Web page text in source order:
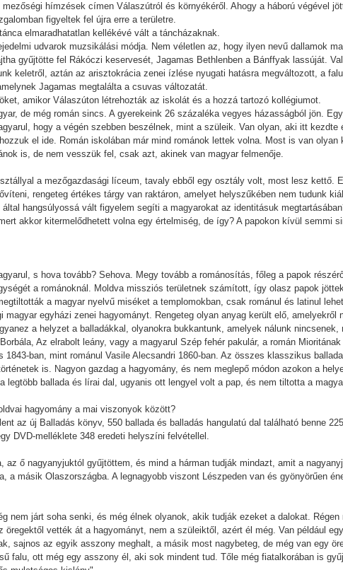
hímzések címen Válaszútról és környékéről. Ahogy a háború végével
figyeltek fel újra erre a területre.
elmaradhatatlan kellékévé vált a táncházaknak.
udvarok muzsikálási módja. Nem véletlen az, hogy ilyen nevű dallamok
gyűjtötte fel Rákóczi keservesét, Jagamas Bethlenben a Bánffyak lassúját.
keletről, aztán az arisztokrácia zenei ízlése nyugati hatásra megváltozott, a
Jagamas megtalálta a csuvas változatát.
amikor Válaszúton létrehozták az iskolát és a hozzá tartozó kollégiumot.
de még román sincs. A gyerekeink 26 százaléka vegyes házasságból jön.
hogy a végén szebben beszélnek, mint a szüleik. Van olyan, aki itt kezdte
el ide. Román iskolában már mind románok lettek volna. Most is van olyan
is, de nem vesszük fel, csak azt, akinek van magyar felmenője.
a mezőgazdasági líceum, tavaly ebből egy osztály volt, most lesz kettő.
rengeteg értékes tárgy van raktáron, amelyet helyszűkében nem tudunk
hangsúlyossá vált figyelem segíti a magyarokat az identitásuk
akkor kitermelődhetett volna egy értelmiség, de így? A papokon kívül semmi
s hova tovább? Sehova. Megy tovább a románosítás, főleg a papok
a románoknál. Moldva missziós területnek számított, így olasz papok
a magyar nyelvű miséket a templomokban, csak románul és latinul
egyházi zenei hagyományt. Rengeteg olyan anyag került elő, amelyekről
a helyzet a balladákkal, olyanokra bukkantunk, amelyek nálunk nincsenek,
Az elrabolt leány, vagy a magyarul Szép fehér pakulár, a román
ban, mint románul Vasile Alecsandri 1860-ban. Az összes klasszikus
is. Nagyon gazdag a hagyomány, és nem meglepő módon azokon a
legtöbb ballada és lírai dal, ugyanis ott lengyel volt a pap, és nem tiltotta a
hagyomány a mai viszonyok között?
az új Balladás könyv, 550 ballada és balladás hangulatú dal található benne
DVD-melléklete 348 eredeti helyszíni felvétellel.
az ő nagyanyjuktól gyűjtöttem, és mind a hárman tudják mindazt, amit a
a másik Olaszországba. A legnagyobb viszont Lészpeden van és gyönyörűen
nem járt soha senki, és még élnek olyanok, akik tudják ezeket a dalokat. Régen
vették át a hagyományt, nem a szüleiktől, azért él még. Van például egy
sajnos az egyik asszony meghalt, a másik most nagybeteg, de még van egy
falu, ott még egy asszony él, aki sok mindent tud. Tőle még fiatalkorában is